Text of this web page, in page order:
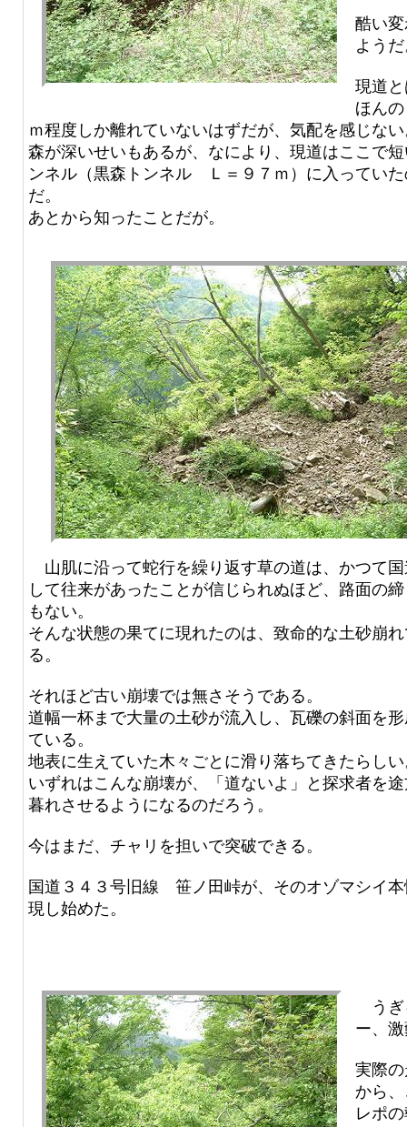
酷い
よう
現道
ほん
ｍ程度しか離れていないはずだが、気配を感じな
森が深いせいもあるが、なにより、現道はここで
ンネル（黒森トンネル Ｌ＝９７ｍ）に入っていた
だ。
あとから知ったことだが。
山肌に沿って蛇行を繰り返す草の道は、かつて
して往来があったことが信じられぬほど、路面の
もない。
そんな状態の果てに現れたのは、致命的な土砂崩
る。
それほど古い崩壊では無さそうである。
道幅一杯まで大量の土砂が流入し、瓦礫の斜面を
ている。
地表に生えていた木々ごとに滑り落ちてきたらし
いずれはこんな崩壊が、「道ないよ」と探求者を
暮れさせるようになるのだろう。
今はまだ、チャリを担いで突破できる。
国道３４３号旧線 笹ノ田峠が、そのオゾマシイ
現し始めた。
うぎ
ー、
実際
から
レポ